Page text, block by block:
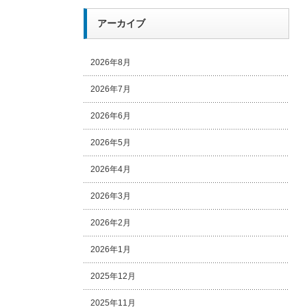
アーカイブ
2026年8月
2026年7月
2026年6月
2026年5月
2026年4月
2026年3月
2026年2月
2026年1月
2025年12月
2025年11月